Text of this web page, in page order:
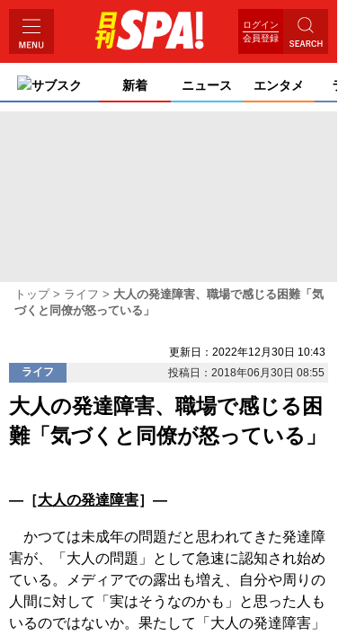
ログイン
会員登録
サブスク 新着 ニュース エンタメ ライ
トップ ライフ
大人の発達障害、職場で感じる困難「気
づくと同僚が怒っている」
更新日：2022年12月30日 10:43
ライフ
投稿日：2018年06月30日 08:55
大人の発達障害、職場で感じる困
難「気づくと同僚が怒っている」
―［大人の発達障害］―
かつては未成年の問題だと思われてきた発達障
害が、「大人の問題」として急速に認知され始め
ている。メディアでの露出も増え、自分や周りの
人間に対して「実はそうなのかも」と思った人も
いるのではないか。果たして「大人の発達障害」